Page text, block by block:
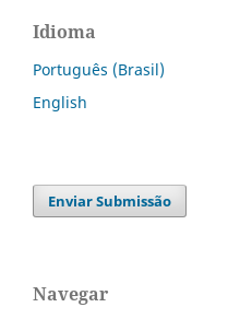
Idioma
Português (Brasil)
English
Enviar Submissão
Navegar